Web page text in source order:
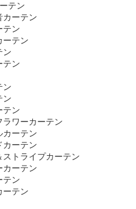
テン
カーテン
テン
ーテン
ン
テン
ン
ン
テン
ラワーカーテン
カーテン
カーテン
ストライプカーテン
カーテン
テン
ーテン